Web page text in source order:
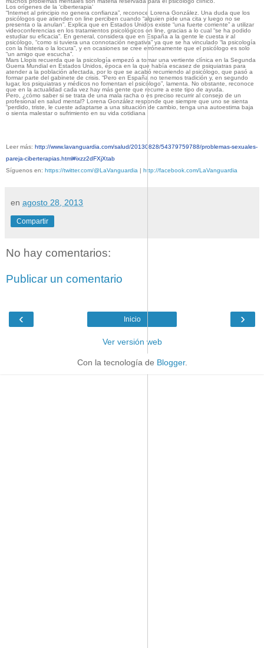
Los orígenes de la ‘ciberterapia’
“Internet al principio no genera confianza”, reconoce Lorena González. Una duda que los
psicólogos que atienden on line perciben cuando “alguien pide una cita y luego no se
presenta o la anulan”. Explica que en Estados Unidos existe “una fuerte corriente” a utilizar
videoconferencias en los tratamientos psicológicos on line, gracias a lo cual “se ha podido
estudiar su eficacia”. En general, considera que en España a la gente le cuesta ir al
psicólogo, “como si tuviera una connotación negativa” ya que se ha vinculado “la psicología
con la histeria o la locura”, y en ocasiones se cree erróneamente que el psicólogo es solo
“un amigo que escucha”.
Mars Llopis recuerda que la psicología empezó a tomar una vertiente clínica en la Segunda
Guerra Mundial en Estados Unidos, época en la que había escasez de psiquiatras para
atender a la población afectada, por lo que se acabó recurriendo al psicólogo, que pasó a
formar parte del gabinete de crisis. “Pero en España no tenemos tradición y, en segundo
lugar, los psiquiatras y médicos no fomentan el psicólogo”, lamenta. No obstante, reconoce
que en la actualidad cada vez hay más gente que recurre a este tipo de ayuda.
Pero, ¿cómo saber si se trata de una mala racha o es preciso recurrir al consejo de un
profesional en salud mental? Lorena González responde que siempre que uno se sienta
“perdido, triste, le cueste adaptarse a una situación de cambio, tenga una autoestima baja
o sienta malestar o sufrimiento en su vida cotidiana
Leer más: http://www.lavanguardia.com/salud/20130828/54379759788/problemas-sexuales-
pareja-ciberterapias.html#ixzz2dFXjXtab
Síguenos en: https://twitter.com/@LaVanguardia http://facebook.com/LaVanguardia
en agosto 28, 2013
Compartir
No hay comentarios:
Publicar un comentario
‹ ›
Inicio
Ver versión web
Con la tecnología de Blogger.